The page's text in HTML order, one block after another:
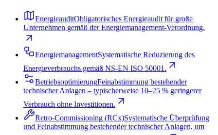
EnergieauditObligatorisches Energieaudit für große
Unternehmen gemäß der Energiemanagement-Verordnung.
EnergiemanagementSystematische Reduzierung des
Energieverbrauchs gemäß NS-EN ISO 50001.
BetriebsoptimierungFeinabstimmung bestehender
technischer Anlagen – typischerweise 10–25 % geringerer
Verbrauch ohne Investitionen.
Retro-Commissioning (RCx)Systematische Überprüfung
und Feinabstimmung bestehender technischer Anlagen, um